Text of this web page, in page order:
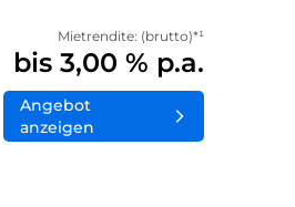
Mietrendite: (brutto)*¹
bis 3,00 % p.a.
Angebot
anzeigen